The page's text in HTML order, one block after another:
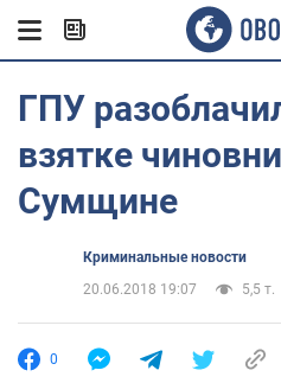
ГПУ
взятке
Сумщине
Криминальные новости
20.06.2018 19:07
5,5 т.
0